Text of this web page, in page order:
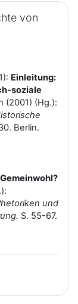
von
Einleitung:
soziale
(2001) (Hg.):
Berlin.
und
S. 55-67.